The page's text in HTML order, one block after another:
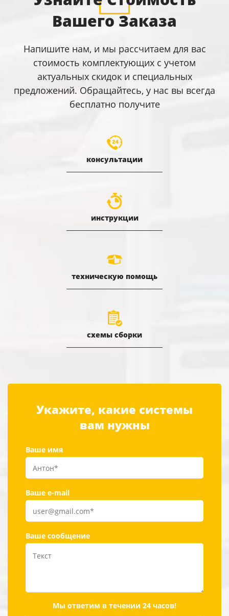
Вашего Заказа
Напишите нам, и мы рассчитаем для вас
стоимость комплектующих с учетом
актуальных скидок и специальных
предложений. Обращайтесь, у нас вы всегда
бесплатно получите
консультации
инструкции
техническую помощь
схемы сборки
Укажите, какие системы
вам нужны
Ваше имя
Ваше e-mail
Ваше сообщение
Мы ответим в течении 24 часов!